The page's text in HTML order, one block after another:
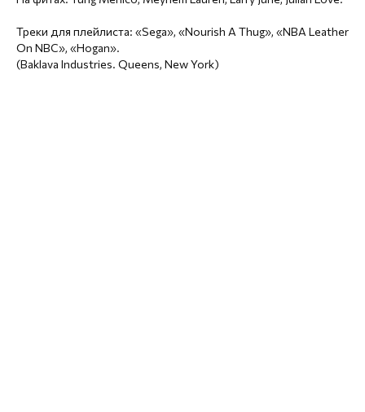
Треки для плейлиста: «Sega», «Nourish A Thug», «NBA Leather
On NBC», «Hogan».
(Baklava Industries. Queens, New York)